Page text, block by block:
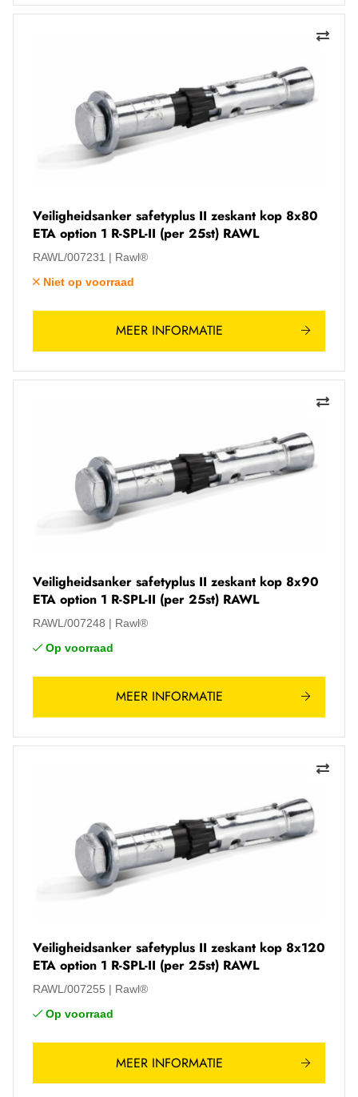
Veiligheidsanker safetyplus II zeskant kop 8x80
ETA option 1 R-SPL-II (per 25st) RAWL
RAWL/007231
Rawl®
Niet op voorraad
MEER INFORMATIE
Veiligheidsanker safetyplus II zeskant kop 8x90
ETA option 1 R-SPL-II (per 25st) RAWL
RAWL/007248
Rawl®
Op voorraad
MEER INFORMATIE
Veiligheidsanker safetyplus II zeskant kop 8x120
ETA option 1 R-SPL-II (per 25st) RAWL
RAWL/007255
Rawl®
Op voorraad
MEER INFORMATIE